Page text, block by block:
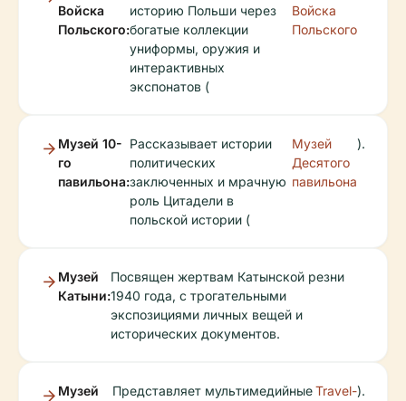
Войска
Польского:
историю Польши через
богатые коллекции
униформы, оружия и
интерактивных
экспонатов (
Войска
Польского
Музей 10-
го
павильона:
Рассказывает истории
политических
заключенных и мрачную
роль Цитадели в
польской истории (
Музей
Десятого
павильона
).
Музей
Катыни:
Посвящен жертвам Катынской резни
1940 года, с трогательными
экспозициями личных вещей и
исторических документов.
Музей
Представляет мультимедийныеTravel-).